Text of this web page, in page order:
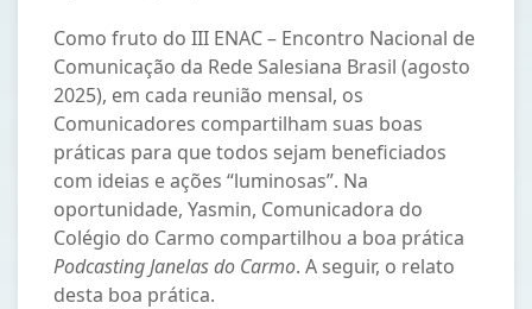
Como fruto do III ENAC – Encontro Nacional de
Comunicação da Rede Salesiana Brasil (agosto
2025), em cada reunião mensal, os
Comunicadores compartilham suas boas
práticas para que todos sejam beneficiados
com ideias e ações “luminosas”. Na
oportunidade, Yasmin, Comunicadora do
Colégio do Carmo compartilhou a boa prática
Podcasting Janelas do Carmo. A seguir, o relato
desta boa prática.